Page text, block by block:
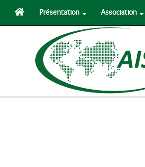
Présentation Association